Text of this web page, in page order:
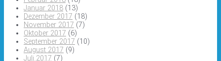
Januar 2018 (13)
Dezember 2017 (18)
November 2017 (7)
Oktober 2017 (6)
September 2017 (10)
August 2017 (9)
Juli 2017 (7)